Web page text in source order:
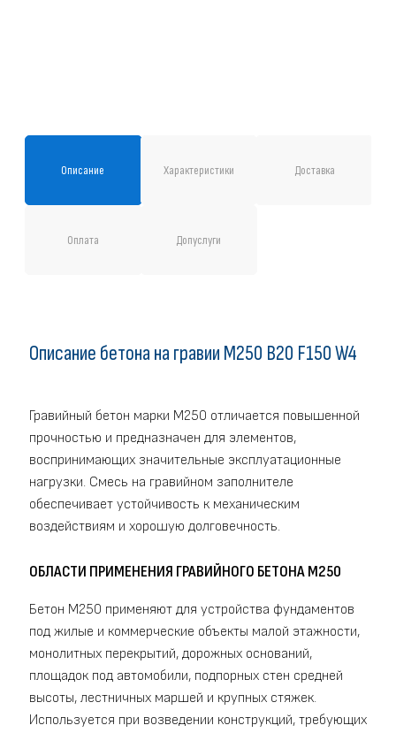
Описание Характеристики Доставка
Оплата Допуслуги
Описание бетона на гравии M250 В20 F150 W4
Гравийный бетон марки М250 отличается повышенной
прочностью и предназначен для элементов,
воспринимающих значительные эксплуатационные
нагрузки. Смесь на гравийном заполнителе
обеспечивает устойчивость к механическим
воздействиям и хорошую долговечность.
ОБЛАСТИ ПРИМЕНЕНИЯ ГРАВИЙНОГО БЕТОНА М250
Бетон М250 применяют для устройства фундаментов
под жилые и коммерческие объекты малой этажности,
монолитных перекрытий, дорожных оснований,
площадок под автомобили, подпорных стен средней
высоты, лестничных маршей и крупных стяжек.
Используется при возведении конструкций, требующих